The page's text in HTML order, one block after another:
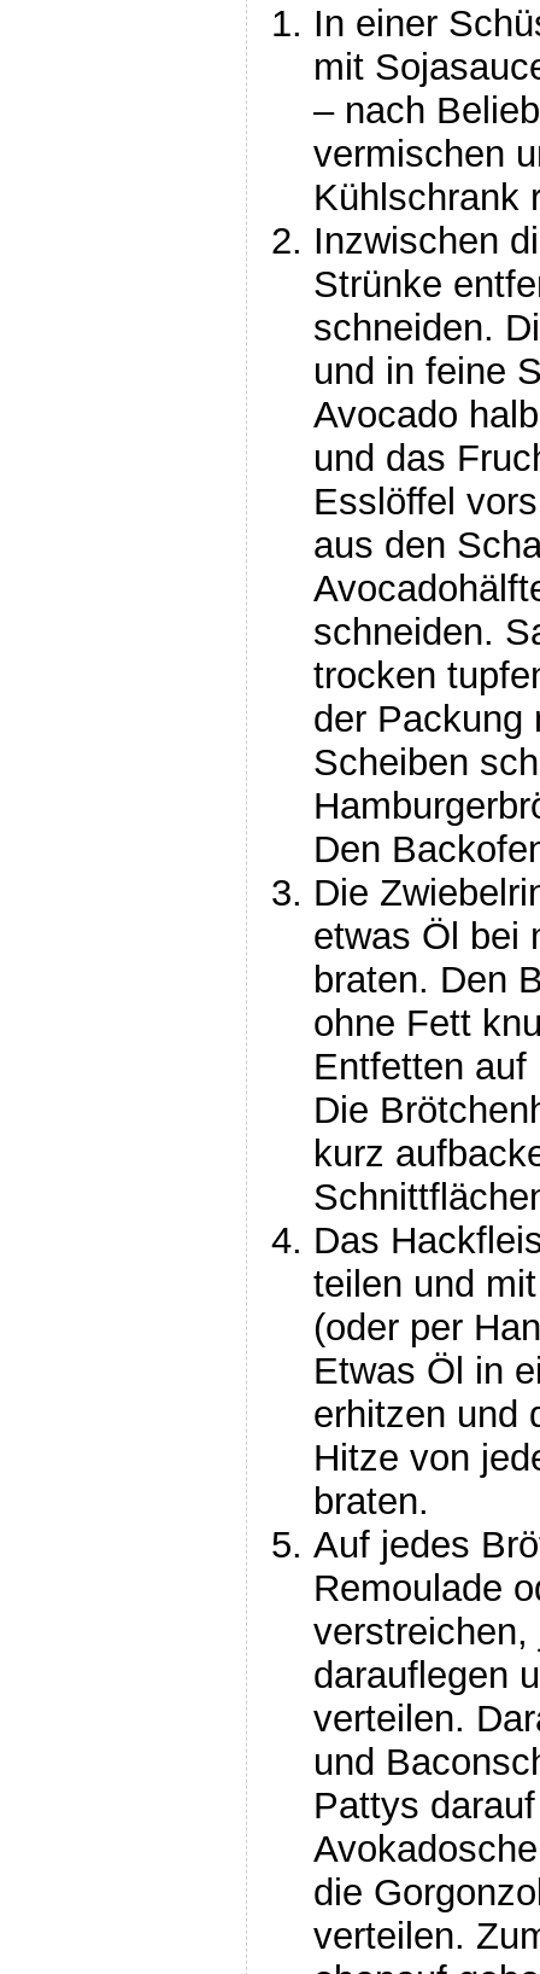
In einer
mit
– nach
vermischen
Kühlschrank
Inzwischen
Strünke
schneiden.
und in feine
Avocado
und das
Esslöffel
aus den
schneiden.
trocken
der Packung
Scheiben
Den
Die
etwas Öl bei
braten. Den
ohne Fett
Entfetten auf
Die
kurz
Das
teilen und
(oder per
Etwas Öl in
erhitzen und
Hitze von
braten.
Auf jedes
Remoulade
darauflegen
verteilen.
und
Pattys
die
verteilen.